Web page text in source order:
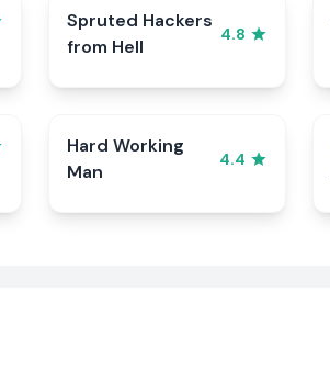
Spruted Hackers
from Hell
4.8
Hard Working
Man
4.4